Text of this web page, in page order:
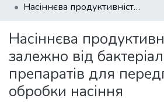
Statistics
Насіннєва продуктивність сої залежно від бактеріальних препаратів для передпосівної обробки насіння
Насіннєва
залежно від
препаратів для
обробки насіння